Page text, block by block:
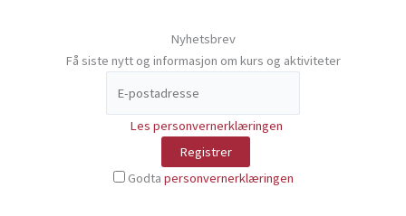
Nyhetsbrev
Få siste nytt og informasjon om kurs og aktiviteter
Les personvernerklæringen
Godta personvernerklæringen